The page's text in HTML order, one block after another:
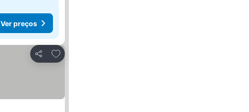
Ver preços
Partilhar
Adicionar aos favoritos